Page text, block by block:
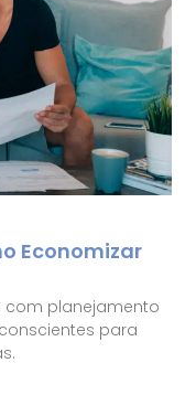
Economizar
planejamento
para